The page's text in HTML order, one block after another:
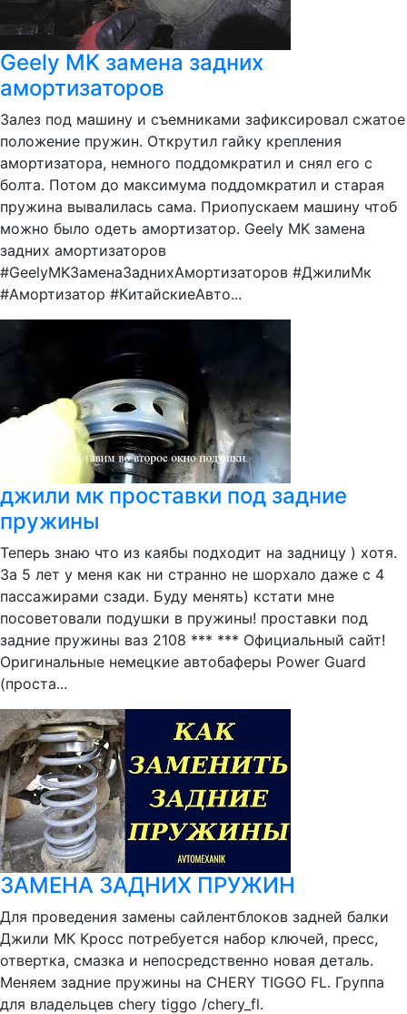
Geely MK замена задних
амортизаторов
Залез под машину и съемниками зафиксировал сжатое
положение пружин. Открутил гайку крепления
амортизатора, немного поддомкратил и снял его с
болта. Потом до максимума поддомкратил и старая
пружина вывалилась сама. Приопускаем машину чтоб
можно было одеть амортизатор. Geely MK замена
задних амортизаторов
#GeelyMKЗаменаЗаднихАмортизаторов #ДжилиМк
#Амортизатор #КитайскиеАвто...
джили мк проставки под задние
пружины
Теперь знаю что из каябы подходит на задницу ) хотя.
За 5 лет у меня как ни странно не шорхало даже с 4
пассажирами сзади. Буду менять) кстати мне
посоветовали подушки в пружины! проставки под
задние пружины ваз 2108 *** *** Официальный сайт!
Оригинальные немецкие автобаферы Power Guard
(проста...
ЗАМЕНА ЗАДНИХ ПРУЖИН
Для проведения замены сайлентблоков задней балки
Джили МК Кросс потребуется набор ключей, пресс,
отвертка, смазка и непосредственно новая деталь.
Меняем задние пружины на CHERY TIGGO FL. Группа
для владельцев chery tiggo /chery_fl.